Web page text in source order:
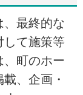
、最終的な
して施策等
、町のホー
、企画・